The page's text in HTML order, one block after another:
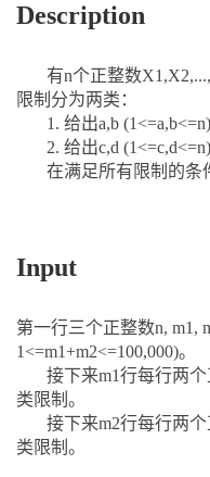
Description
有n个正整数
限制分为两类：
1. 给出a,b
2. 给出c,d
在满足所有限制的条
Input
第一行三个正整数n, m1,
1<=m1+m2<=100,000)。
接下来m1行每行两
类限制。
接下来m2行每行两
类限制。